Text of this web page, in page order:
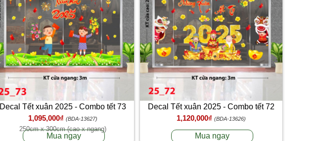
Decal Tết xuân 2025 - Combo tết 73
1,095,000₫ (BDA-13627)
250cm x 300cm (cao x ngang)
Mua ngay
Decal Tết xuân 2025 - Combo tết 72
1,120,000₫ (BDA-13626)
Mua ngay